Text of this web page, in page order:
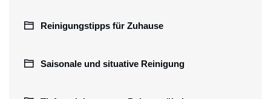
Reinigungstipps für Zuhause
Saisonale und situative Reinigung